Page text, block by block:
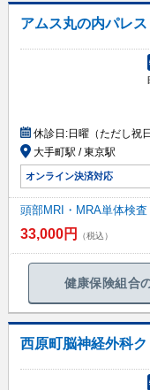
アムス丸の内パレ
休診日:日曜（ただし祝
大手町駅 / 東京駅
オンライン決済対応
頭部MRI・MRA単体検査
33,000円 （税込）
健康保険組合
西原町脳神経外科ク